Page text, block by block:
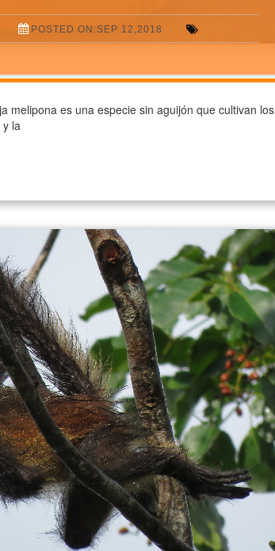
POSTED ON:SEP 12,2018
melipona es una especie sin aguijón que cultivan los
la